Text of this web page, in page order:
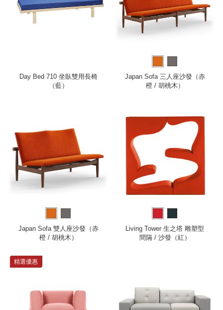
Day Bed 710 坐臥雙用長椅
（藍）
Japan Sofa 三人座沙發（赤
橙 / 胡桃木）
Japan Sofa 雙人座沙發（赤
橙 / 胡桃木）
Living Tower 生之塔 雕塑型
間隔 / 沙發（紅）
精選優惠